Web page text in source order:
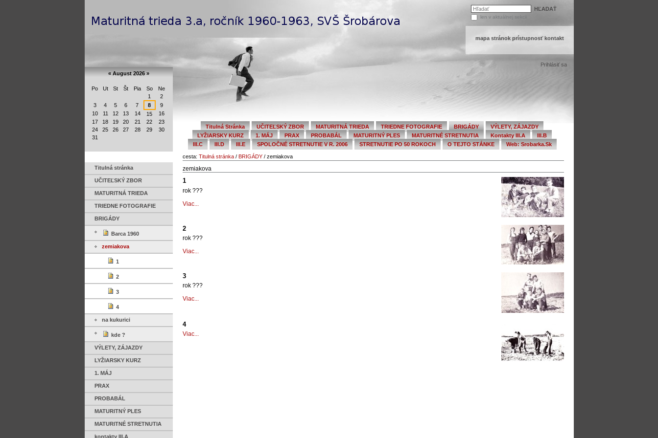
obsah.
HĽADAŤ
len v aktuálnej sekcii
mapa stránok prístupnosť kontakt
Prihlásiť sa
Titulná Stránka UČITEĽSKÝ ZBOR MATURITNÁ TRIEDA TRIEDNE FOTOGRAFIE BRIGÁDY
VÝLETY, ZÁJAZDY
LYŽIARSKY KURZ
1. MÁJ PRAX PROBABÁL MATURITNÝ PLES MATURITNÉ STRETNUTIA Kontakty III.A
III.B
III.C
III.D III.E SPOLOČNÉ STRETNUTIE V R. 2006 STRETNUTIE PO 50 ROKOCH O TEJTO STÁNKE Web: Srobarka.sk
cesta: Titulná stránka / BRIGÁDY / zemiakova
zemiakova
1
rok ???
1
Viac...
2
rok ???
2
Viac...
3
rok ???
3
Viac...
4
4
Viac...
«August 2026»
Po Ut St Št Pia So
Ne
1
2
3
4 5 6 7 8
9
10
11 12 13 14 15
16
17
18 19 20 21 22
23
24
25 26 27 28 29
30
31
Titulná stránka
UČITEĽSKÝ ZBOR
MATURITNÁ TRIEDA
TRIEDNE FOTOGRAFIE
BRIGÁDY
Barca 1960
zemiakova
1
2
3
4
na kukurici
kde ?
VÝLETY, ZÁJAZDY
LYŽIARSKY KURZ
1. MÁJ
PRAX
PROBABÁL
MATURITNÝ PLES
MATURITNÉ STRETNUTIA
kontakty III.A